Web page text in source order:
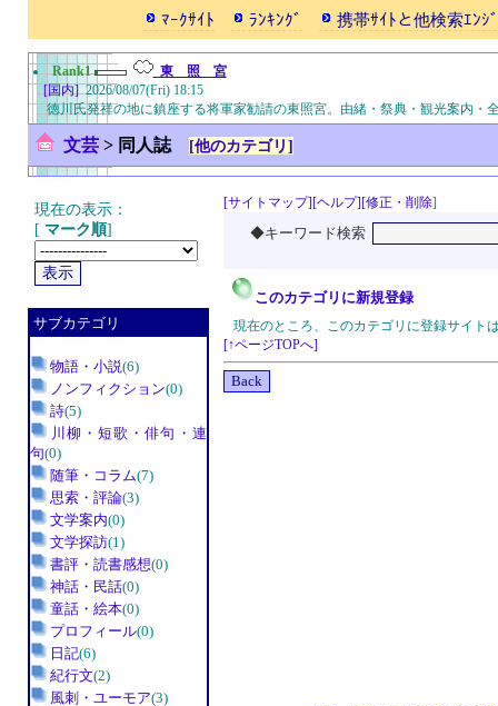
ﾏｰｸｻｲﾄ ﾗﾝｷﾝｸﾞ 携帯ｻｲﾄと他検索ｴﾝｼ
Rank1
東 照 宮
[国内]2026/08/07(Fri) 18:15
徳川氏発祥の地に鎮座する将軍家勧請の東照宮。由緒・祭典・観光案内
文芸> 同人誌 [他のカテゴリ]
現在の表示：
[ マーク順]
サブカテゴリ
物語・小説(6)
ノンフィクション(0)
詩(5)
川柳・短歌・俳句・連
句(0)
随筆・コラム(7)
思索・評論(3)
文学案内(0)
文学探訪(1)
書評・読書感想(0)
神話・民話(0)
童話・絵本(0)
プロフィール(0)
日記(6)
紀行文(2)
風刺・ユーモア(3)
[サイトマップ][ヘルプ][修正・削除]
◆キーワード検索
このカテゴリに新規登録
現在のところ、このカテゴリに登録サイト
[↑ページTOPへ]